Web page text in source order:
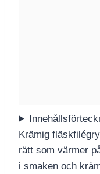
Krämig
rätt som värmer
i smaken och